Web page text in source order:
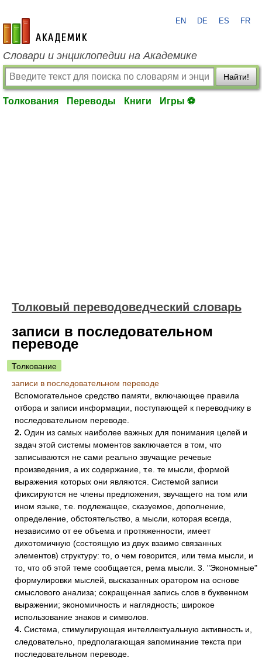
academic.ru
EN DE ES FR
Словари и энциклопедии на Академике
Найти!
Толкования Переводы Книги Игры ⚽
Толковый переводоведческий словарь
записи в последовательном
переводе
Толкование
записи в последовательном переводе
Вспомогательное средство памяти, включающее правила
отбора и записи информации, поступающей к переводчику в
последовательном переводе.
2. Один из самых наиболее важных для понимания целей и
задач этой системы моментов заключается в том, что
записываются не сами реально звучащие речевые
произведения, а их содержание, т.е. те мысли, формой
выражения которых они являются. Системой записи
фиксируются не члены предложения, звучащего на том или
ином языке, т.е. подлежащее, сказуемое, дополнение,
определение, обстоятельство, а мысли, которая всегда,
независимо от ее объема и протяженности, имеет
дихотомичную (состоящую из двух взаимо связанных
элементов) структуру: то, о чем говорится, или тема мысли, и
то, что об этой теме сообщается, рема мысли. 3. "Экономные"
формулировки мыслей, высказанных оратором на основе
смыслового анализа; сокращенная запись слов в буквенном
выражении; экономичность и наглядность; широкое
использование знаков и символов.
4. Система, стимулирующая интеллектуальную активность и,
следовательно, предполагающая запоминание текста при
последовательном переводе.